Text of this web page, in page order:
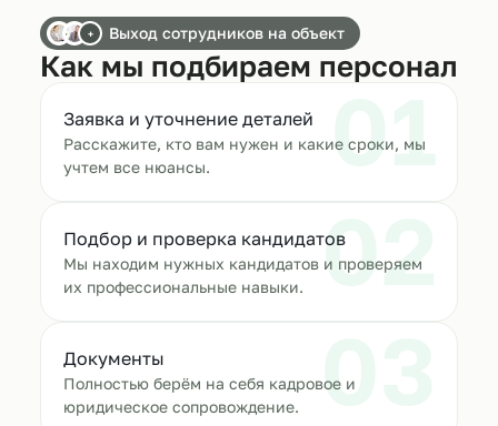
+ Выход сотрудников на объект
Как мы подбираем персонал
01
Заявка и уточнение деталей
Расскажите, кто вам нужен и какие сроки, мы
учтем все нюансы.
02
Подбор и проверка кандидатов
Мы находим нужных кандидатов и проверяем
их профессиональные навыки.
03
Документы
Полностью берём на себя кадровое и
юридическое сопровождение.